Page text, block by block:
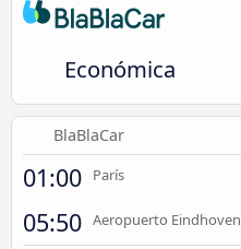
Económica
BlaBlaCar
01:00 París
05:50 Aeropuerto Eindhoven